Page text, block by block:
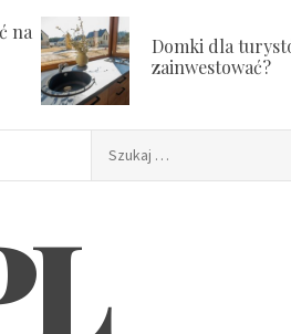
na
Domki dla
zainwestować?